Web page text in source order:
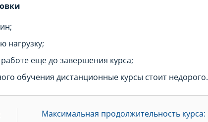
нагрузку;
еще до завершения курса;
обучения дистанционные курсы стоит недорого.
Максимальная продолжительность курса: